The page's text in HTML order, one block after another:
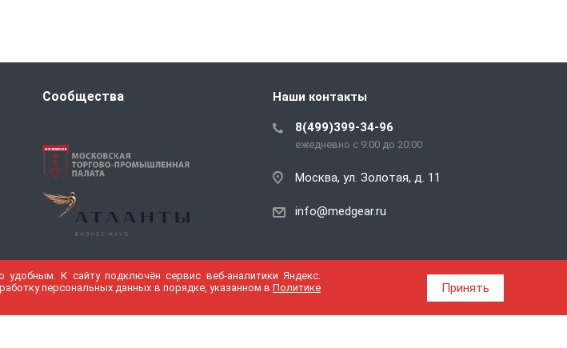
Сообщества Наши контакты
8(499)399-34-96
ежедневно с 9:00 до 20:00
Москва, ул. Золотая, д. 11
info@medgear.ru
К cайту подключён сервис веб-аналитики Яндекс.
персональных данных в порядке, указанном в Политике
Принять